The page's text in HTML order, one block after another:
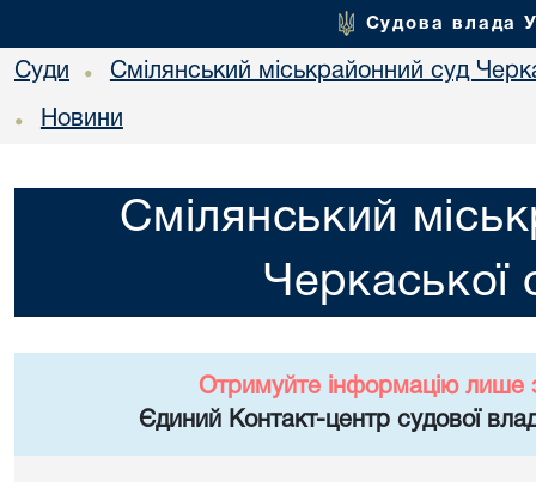
Судова влада
Суди • Смілянський міськрайонний суд
• Новини
Смілянський
Черкаської
Отримуйте інформацію лише
Єдиний Контакт-центр судової